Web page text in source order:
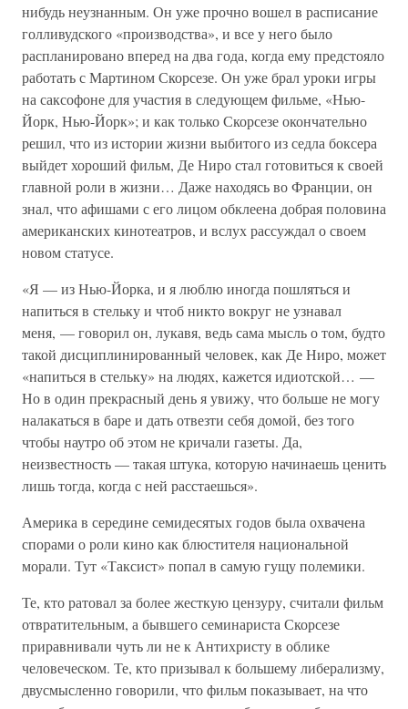
нибудь неузнанным. Он уже прочно вошел в расписание
голливудского «производства», и все у него было
распланировано вперед на два года, когда ему предстояло
работать с Мартином Скорсезе. Он уже брал уроки игры
на саксофоне для участия в следующем фильме, «Нью-
Йорк, Нью-Йорк»; и как только Скорсезе окончательно
решил, что из истории жизни выбитого из седла боксера
выйдет хороший фильм, Де Ниро стал готовиться к своей
главной роли в жизни… Даже находясь во Франции, он
знал, что афишами с его лицом обклеена добрая половина
американских кинотеатров, и вслух рассуждал о своем
новом статусе.
«Я — из Нью-Йорка, и я люблю иногда пошляться и
напиться в стельку и чтоб никто вокруг не узнавал
меня, — говорил он, лукавя, ведь сама мысль о том, будто
такой дисциплинированный человек, как Де Ниро, может
«напиться в стельку» на людях, кажется идиотской… —
Но в один прекрасный день я увижу, что больше не могу
налакаться в баре и дать отвезти себя домой, без того
чтобы наутро об этом не кричали газеты. Да,
неизвестность — такая штука, которую начинаешь ценить
лишь тогда, когда с ней расстаешься».
Америка в середине семидесятых годов была охвачена
спорами о роли кино как блюстителя национальной
морали. Тут «Таксист» попал в самую гущу полемики.
Те, кто ратовал за более жесткую цензуру, считали фильм
отвратительным, а бывшего семинариста Скорсезе
приравнивали чуть ли не к Антихристу в облике
человеческом. Те, кто призывал к большему либерализму,
двусмысленно говорили, что фильм показывает, на что